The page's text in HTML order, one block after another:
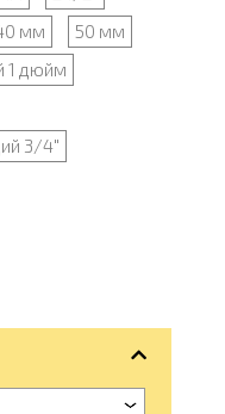
мм
50 мм
1 дюйм
3/4"